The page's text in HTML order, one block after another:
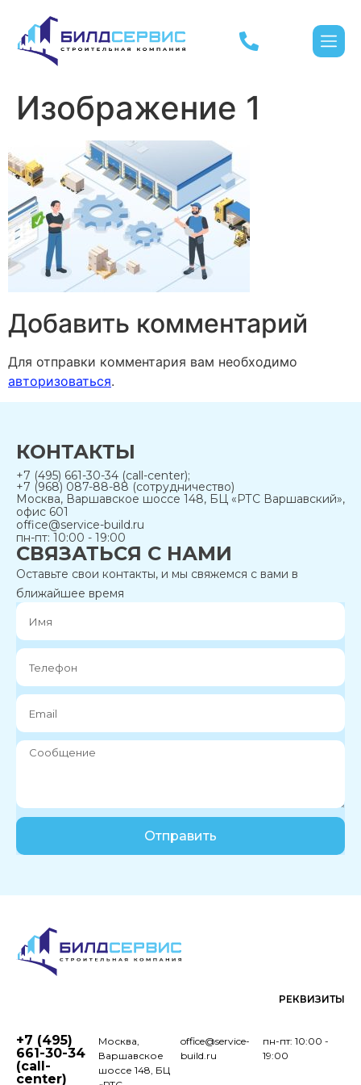
Изображение 1
Добавить комментарий
Для отправки комментария вам необходимо
авторизоваться.
КОНТАКТЫ
+7 (495) 661-30-34 (call-center);
+7 (968) 087-88-88 (сотрудничество)
Москва, Варшавское шоссе 148, БЦ «РТС Варшавский»,
офис 601
office@service-build.ru
пн-пт: 10:00 - 19:00
СВЯЗАТЬСЯ С НАМИ
Оставьте свои контакты, и мы свяжемся с вами в
ближайшее время
Отправить
РЕКВИЗИТЫ
+7 (495)
661-30-34
(call-
center)
Москва,
Варшавское
шоссе 148, БЦ
пн-пт: 10:00 -
19:00
office@service-
build.ru